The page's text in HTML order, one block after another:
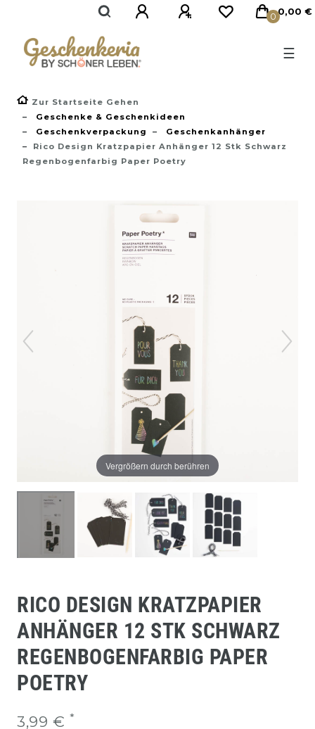
0 0,00 €
☰
Zur Startseite Gehen
Geschenke & Geschenkideen
Geschenkverpackung
Geschenkanhänger
Rico Design Kratzpapier Anhänger 12 Stk Schwarz
Regenbogenfarbig Paper Poetry
Vergrößern durch berühren
RICO DESIGN KRATZPAPIER
ANHÄNGER 12 STK SCHWARZ
REGENBOGENFARBIG PAPER
POETRY
3,99 € *